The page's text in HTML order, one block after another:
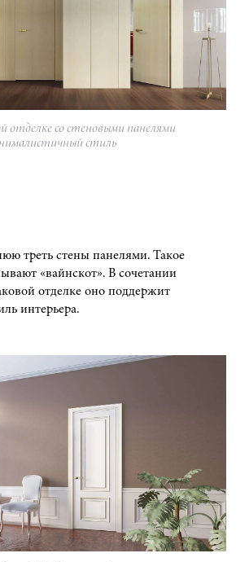
отделке со стеновыми панелями
стиль
треть стены панелями. Такое
«вайнскот». В сочетании
отделке оно поддержит
интерьера.